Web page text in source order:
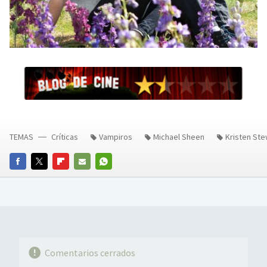
FACEBOOKTWITTERFLIPBOARD
E-
WHATSAPP
TEMAS Críticas Vampiros Michael Sheen Kristen
Comentarios cerrados